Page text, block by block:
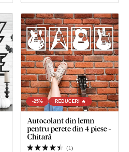
-25% REDUCERI 🔥
Autocolant din lemn
pentru perete din 4 piese -
Chitară
(1)